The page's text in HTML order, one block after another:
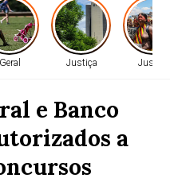
Geral Justiça Justiça
e Banco
a